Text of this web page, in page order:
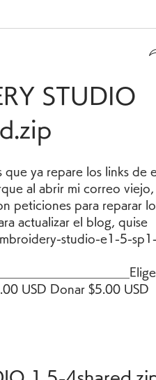
STUDIO
ya repare los links de
al abrir mi correo viejo,
peticiones para reparar
actualizar el blog, quise
studio-e1-5-sp1-
USD Donar $5.00 USD